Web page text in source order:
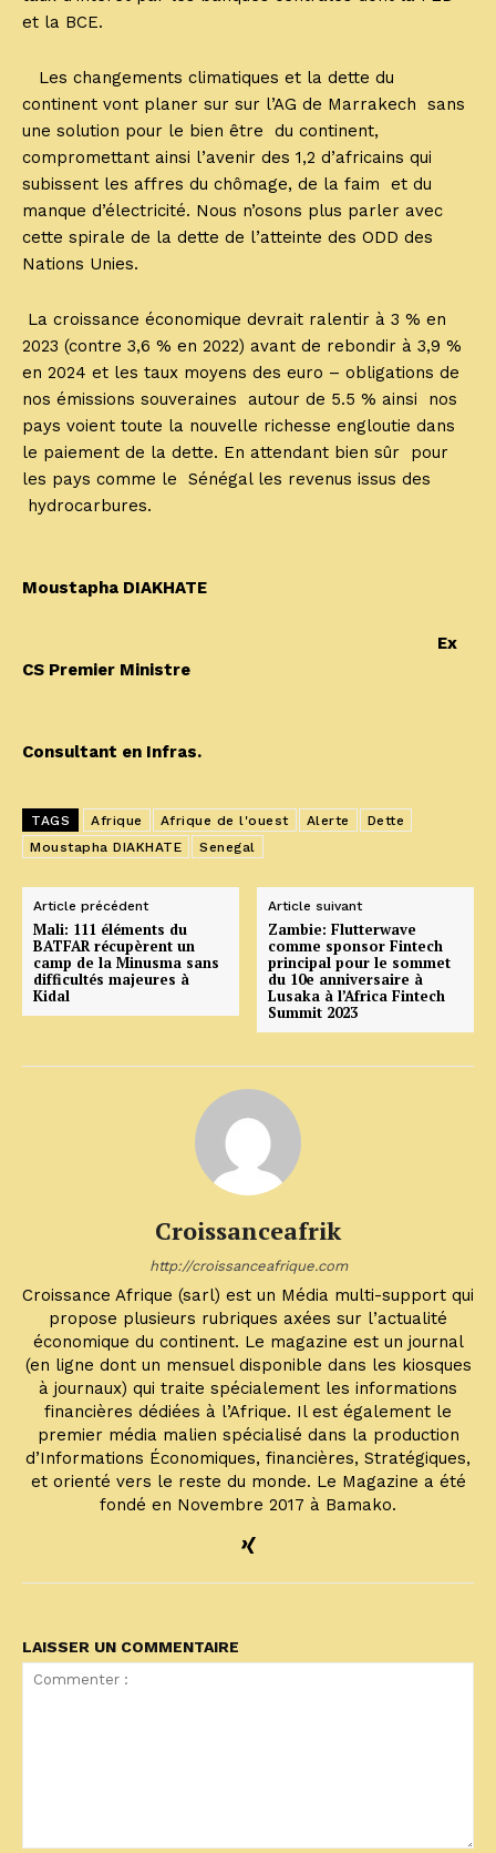
et la BCE.
Les changements climatiques et la dette du
continent vont planer sur sur l’AG de Marrakech sans
une solution pour le bien être du continent,
compromettant ainsi l’avenir des 1,2 d’africains qui
subissent les affres du chômage, de la faim et du
manque d’électricité. Nous n’osons plus parler avec
cette spirale de la dette de l’atteinte des ODD des
Nations Unies.
La croissance économique devrait ralentir à 3 % en
2023 (contre 3,6 % en 2022) avant de rebondir à 3,9 %
en 2024 et les taux moyens des euro – obligations de
nos émissions souveraines autour de 5.5 % ainsi nos
pays voient toute la nouvelle richesse engloutie dans
le paiement de la dette. En attendant bien sûr pour
les pays comme le Sénégal les revenus issus des
hydrocarbures.
Moustapha DIAKHATE
Ex
CS Premier Ministre
Consultant en Infras.
TAGS Afrique Afrique de l'ouest Alerte
Dette
Moustapha DIAKHATE
Senegal
Article précédent
Mali: 111 éléments du
BATFAR récupèrent un
camp de la Minusma sans
difficultés majeures à
Kidal
Article suivant
Zambie: Flutterwave
comme sponsor Fintech
principal pour le sommet
du 10e anniversaire à
Lusaka à l’Africa Fintech
Summit 2023
Croissanceafrik
http://croissanceafrique.com
Croissance Afrique (sarl) est un Média multi-support qui
propose plusieurs rubriques axées sur l’actualité
économique du continent. Le magazine est un journal
(en ligne dont un mensuel disponible dans les kiosques
à journaux) qui traite spécialement les informations
financières dédiées à l’Afrique. Il est également le
premier média malien spécialisé dans la production
d’Informations Économiques, financières, Stratégiques,
et orienté vers le reste du monde. Le Magazine a été
fondé en Novembre 2017 à Bamako.
LAISSER UN COMMENTAIRE